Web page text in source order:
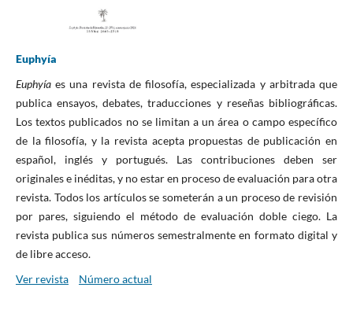
Euphyía
Euphyíaes una revista de filosofía, especializada y arbitrada que
publica ensayos, debates, traducciones y reseñas bibliográficas.
Los textos publicados no se limitan a un área o campo específico
de la filosofía, y la revista acepta propuestas de publicación en
español, inglés y portugués. Las contribuciones deben ser
originales e inéditas, y no estar en proceso de evaluación para otra
revista. Todos los artículos se someterán a un proceso de revisión
por pares, siguiendo el método de evaluación doble ciego. La
revista publica sus números semestralmente en formato digital y
de libre acceso.
Ver revista
Número actual